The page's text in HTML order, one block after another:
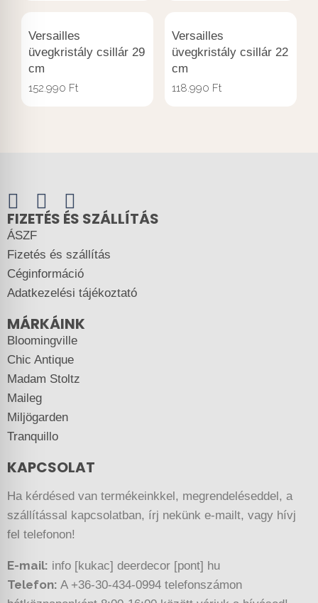
Versailles
üvegkristály csillár 29
cm
152.990 Ft
Versailles
üvegkristály csillár 22
cm
118.990 Ft
FIZETÉS ÉS SZÁLLÍTÁS
ÁSZF
Fizetés és szállítás
Céginformáció
Adatkezelési tájékoztató
MÁRKÁINK
Bloomingville
Chic Antique
Madam Stoltz
Maileg
Miljögarden
Tranquillo
KAPCSOLAT
Ha kérdésed van termékeinkkel, megrendeléseddel, a
szállítással kapcsolatban, írj nekünk e-mailt, vagy hívj
fel telefonon!
E-mail: info [kukac] deerdecor [pont] hu
Telefon: A +36-30-434-0994 telefonszámon